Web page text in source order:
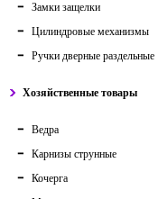
Замки защелки
Цилиндровые механизмы
Ручки дверные раздельные
Хозяйственные товары
Ведра
Карнизы струнные
Кочерга